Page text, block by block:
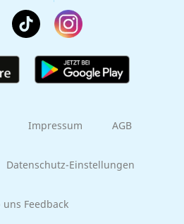
Impressum AGB
Datenschutz-Einstellungen
uns Feedback